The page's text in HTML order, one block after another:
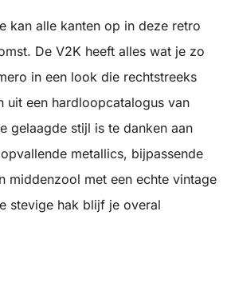
kan alle kanten op in deze retro
De V2K heeft alles wat je zo
in een look die rechtstreeks
uit een hardloopcatalogus van
gelaagde stijl is te danken aan
metallics, bijpassende
middenzool met een echte vintage
stevige hak blijf je overal